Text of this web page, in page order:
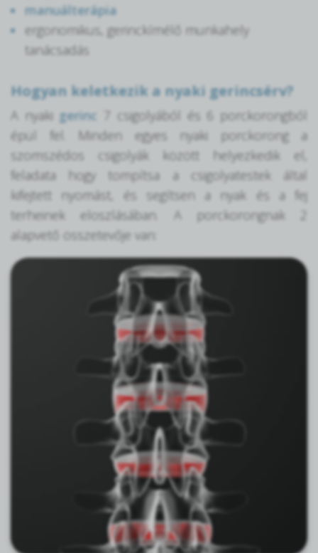
manuálterápia
ergonomikus, gerinckímélő munkahely
tanácsadás
Hogyan keletkezik a nyaki gerincsérv?
A nyaki gerinc
7 csigolyából és 6 porckorongból
épül fel. Minden egyes nyaki porckorong a
szomszédos csigolyák között helyezkedik el,
feladata hogy tompítsa a csigolyatestek által
kifejtett nyomást, és segítsen a nyak és a fej
terheinek eloszlásában. A porckorongnak 2
alapvető összetevője van: